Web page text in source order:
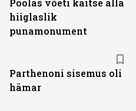
Poolas võeti kaitse alla
hiiglaslik
punamonument
Parthenoni sisemus oli
hämar